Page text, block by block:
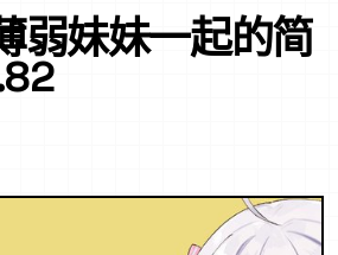
弱妹妹一起的简